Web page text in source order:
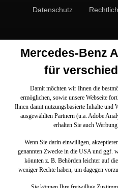
Datenschutz
Mercedes-Benz
für
Damit möchten wir Ihnen die
ermöglichen, sowie unsere Webseite
Ihnen damit nutzungsbasierte Inhalte und
ausgewählten Partnern (u.a. Adobe
erhalten Sie auch
Wenn Sie darin einwilligen,
genannten Zwecke in die USA und ggf.
könnten z. B. Behörden leichter auf
weniger Rechte haben, um dagegen